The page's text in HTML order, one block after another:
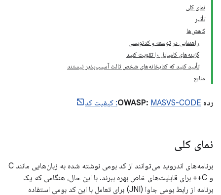
نمای کلی
تأثیر
کاهش‌ها
راهنمایی در توسعه و کدنویسی
گزینه‌های کامپایل را تقویت کنید
تأیید کنید که کتابخانه‌های شخص ثالث آسیب‌پذیر نیستند
منابع
رده OWASP: MASVS-CODE: کیفیت کد
نمای کلی
برنامه‌های اندروید می‌توانند از کد بومی نوشته شده به زبان‌هایی مانند C
و C++ برای قابلیت‌های خاص بهره ببرند. با این حال، هنگامی که یک
برنامه از رابط بومی جاوا (JNI) برای تعامل با این کد بومی استفاده